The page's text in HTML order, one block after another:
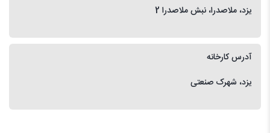
یزد، ملاصدرا، نبش ملاصدرا 2
آدرس کارخانه
یزد، شهرک صنعتی